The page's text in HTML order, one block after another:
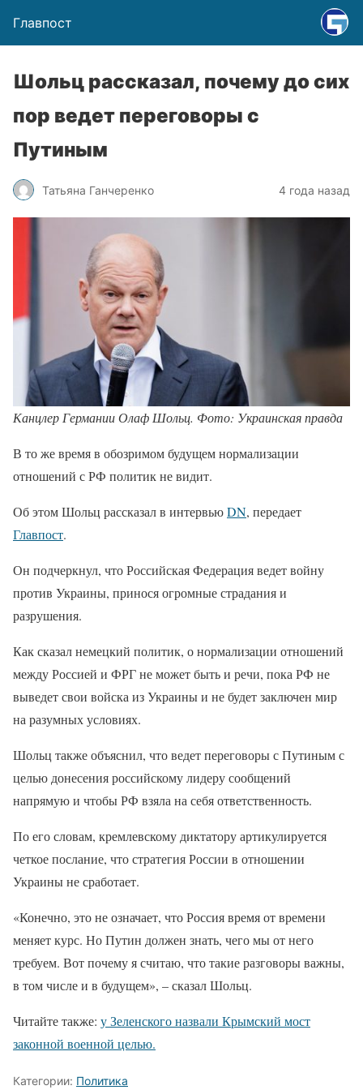
Главпост
Шольц рассказал, почему до сих
пор ведет переговоры с
Путиным
Татьяна Ганчеренко 4 года назад
Канцлер Германии Олаф Шольц. Фото: Украинская правда
В то же время в обозримом будущем нормализации
отношений с РФ политик не видит.
Об этом Шольц рассказал в интервьюDN, передает
Главпост.
Он подчеркнул, что Российская Федерация ведет войну
против Украины, принося огромные страдания и
разрушения.
Как сказал немецкий политик, о нормализации отношений
между Россией и ФРГ не может быть и речи, пока РФ не
выведет свои войска из Украины и не будет заключен мир
на разумных условиях.
Шольц также объяснил, что ведет переговоры с Путиным с
целью донесения российскому лидеру сообщений
напрямую и чтобы РФ взяла на себя ответственность.
По его словам, кремлевскому диктатору артикулируется
четкое послание, что стратегия России в отношении
Украины не сработает.
«Конечно, это не означает, что Россия время от времени
меняет курс. Но Путин должен знать, чего мы от него
требуем. Вот почему я считаю, что такие разговоры важны,
в том числе и в будущем», – сказал Шольц.
Читайте также: у Зеленского назвали Крымский мост
законной военной целью.
Категории: Политика